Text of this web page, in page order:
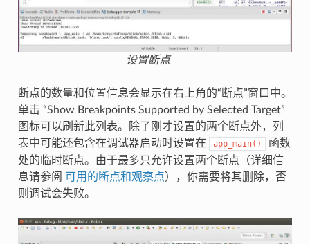
设置断点
断点的数量和位置信息会显示在右上角的“断点”窗口中。
单击 “Show Breakpoints Supported by Selected Target”
图标可以刷新此列表。除了刚才设置的两个断点外，列
表中可能还包含在调试器启动时设置在
app_main()
函数
处的临时断点。由于最多只允许设置两个断点（详细信
息请参阅 可用的断点和观察点 ），你需要将其删除，否
则调试会失败。